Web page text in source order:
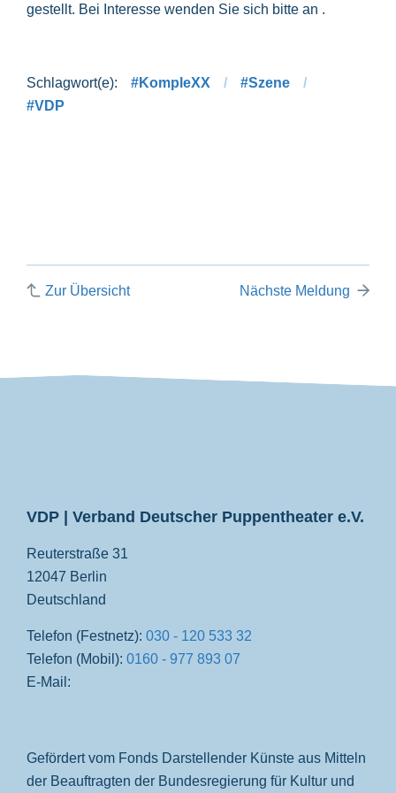
gestellt. Bei Interesse wenden Sie sich bitte an .
#KompleXX
#Szene
#VDP
Zur Übersicht Nächste Meldung
VDP | Verband Deutscher Puppentheater e.V.
Reuterstraße 31
12047 Berlin
Deutschland
Telefon (Festnetz): 030 - 120 533 32
Telefon (Mobil): 0160 - 977 893 07
E-Mail:
Gefördert vom Fonds Darstellender Künste aus Mitteln
der Beauftragten der Bundesregierung für Kultur und